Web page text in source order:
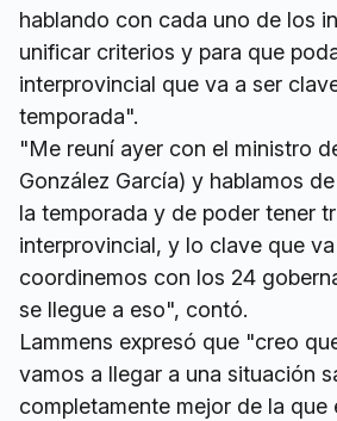
hablando con cada uno de los
unificar criterios y para que
interprovincial que va a ser
temporada".
"Me reuní ayer con el ministro
González García) y hablamos
la temporada y de poder tener
interprovincial, y lo clave que
coordinemos con los 24
se llegue a eso", contó.
Lammens expresó que "creo
vamos a llegar a una situación
completamente mejor de la que